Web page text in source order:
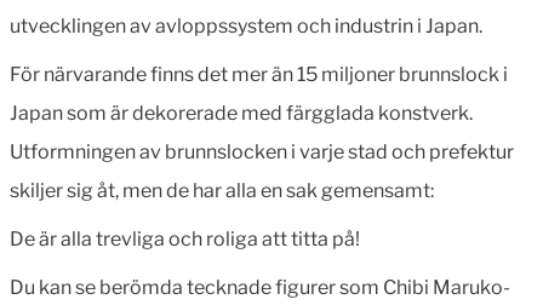
utvecklingen av avloppssystem och industrin i Japan.
För närvarande finns det mer än 15 miljoner brunnslock i
Japan som är dekorerade med färgglada konstverk.
Utformningen av brunnslocken i varje stad och prefektur
skiljer sig åt, men de har alla en sak gemensamt:
De är alla trevliga och roliga att titta på!
Du kan se berömda tecknade figurer som Chibi Maruko-